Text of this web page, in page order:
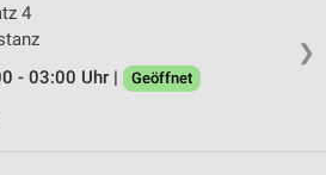
❯
4
- 03:00 Uhr |
Geöffnet